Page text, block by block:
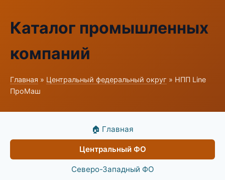
Каталог промышленных
компаний
Главная » Центральный федеральный округ » НПП Line
ПроМаш
🏠 Главная
Центральный ФО
Северо-Западный ФО